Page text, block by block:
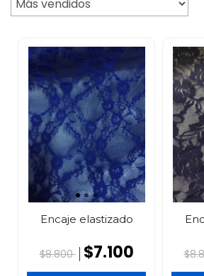
Encaje elastizado
$8.800 $7.100